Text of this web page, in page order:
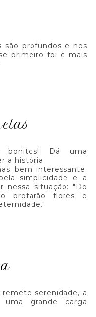
são profundos e nos
primeiro foi o mais
bonitos! Dá uma
a história.
bem interessante.
simplicidade e a
nessa situação: "Do
brotarão flores e
serenidade, a
grande carga